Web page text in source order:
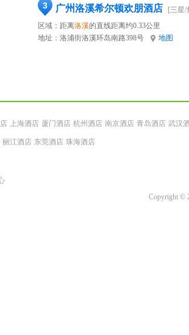
3 广州洛溪希尔顿欢朋酒店
[三星/
区域：距离洛溪的直线距离约0.33公里
地址： 洛浦街洛溪环岛南路398号 地图
上海酒店 厦门酒店 杭州酒店 南京酒店 青岛酒店 武汉
丽江酒店 东莞酒店 珠海酒店
Copyright ©